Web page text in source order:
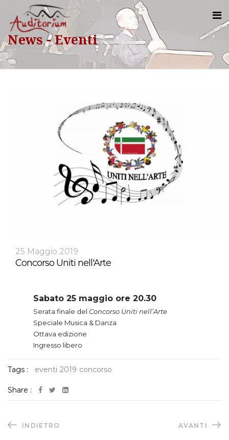
News - Eventi
25 Maggio 2019
Concorso Uniti nell'Arte
Sabato 25 maggio ore 20.30
Serata finale del Concorso Uniti nell’Arte
Speciale Musica & Danza
Ottava edizione
Ingresso libero
Tags : eventi 2019 concorso
Share :
INDIETRO AVANTI